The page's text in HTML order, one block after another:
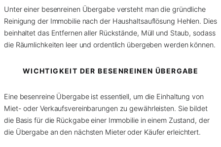
Unter einer besenreinen Übergabe versteht man die gründliche
Reinigung der Immobilie nach der Haushaltsauflösung Hehlen. Dies
beinhaltet das Entfernen aller Rückstände, Müll und Staub, sodass
die Räumlichkeiten leer und ordentlich übergeben werden können.
WICHTIGKEIT DER BESENREINEN ÜBERGABE
Eine besenreine Übergabe ist essentiell, um die Einhaltung von
Miet- oder Verkaufsvereinbarungen zu gewährleisten. Sie bildet
die Basis für die Rückgabe einer Immobilie in einem Zustand, der
die Übergabe an den nächsten Mieter oder Käufer erleichtert.